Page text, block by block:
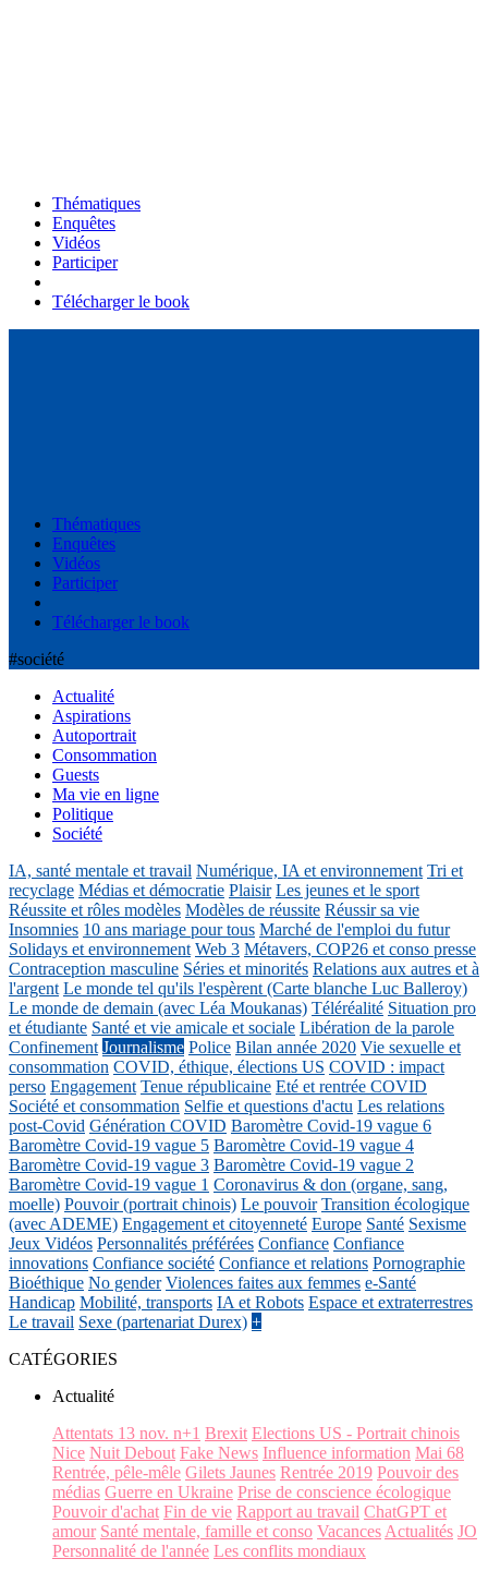
Thématiques
Enquêtes
Vidéos
Participer
Télécharger le book
Thématiques
Enquêtes
Vidéos
Participer
Télécharger le book
#société
Actualité
Aspirations
Autoportrait
Consommation
Guests
Ma vie en ligne
Politique
Société
IA, santé mentale et travail Numérique, IA et environnement Tri et
recyclage Médias et démocratie Plaisir Les jeunes et le sport
Réussite et rôles modèles Modèles de réussite Réussir sa vie
Insomnies 10 ans mariage pour tous Marché de l'emploi du futur
Solidays et environnement Web 3 Métavers, COP26 et conso presse
Contraception masculine Séries et minorités Relations aux autres et à
l'argent Le monde tel qu'ils l'espèrent (Carte blanche Luc Balleroy)
Le monde de demain (avec Léa Moukanas) Téléréalité Situation pro
et étudiante Santé et vie amicale et sociale Libération de la parole
Confinement Journalisme Police Bilan année 2020 Vie sexuelle et
consommation COVID, éthique, élections US COVID : impact
perso Engagement Tenue républicaine Eté et rentrée COVID
Société et consommation Selfie et questions d'actu Les relations
post-Covid Génération COVID Baromètre Covid-19 vague 6
Baromètre Covid-19 vague 5 Baromètre Covid-19 vague 4
Baromètre Covid-19 vague 3 Baromètre Covid-19 vague 2
Baromètre Covid-19 vague 1 Coronavirus & don (organe, sang,
moelle) Pouvoir (portrait chinois) Le pouvoir Transition écologique
(avec ADEME) Engagement et citoyenneté Europe Santé Sexisme
Jeux Vidéos Personnalités préférées Confiance Confiance
innovations Confiance société Confiance et relations Pornographie
Bioéthique No gender Violences faites aux femmes e-Santé
Handicap Mobilité, transports IA et Robots Espace et extraterrestres
Le travail Sexe (partenariat Durex) +
CATÉGORIES
Actualité
Attentats 13 nov. n+1 Brexit Elections US - Portrait chinois
Nice Nuit Debout Fake News Influence information Mai 68
Rentrée, pêle-mêle Gilets Jaunes Rentrée 2019 Pouvoir des
médias Guerre en Ukraine Prise de conscience écologique
Pouvoir d'achat Fin de vie Rapport au travail ChatGPT et
amour Santé mentale, famille et conso Vacances Actualités JO
Personnalité de l'année Les conflits mondiaux